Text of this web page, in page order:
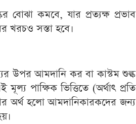
বোঝা কমবে, যার প্রত্যক্ষ প্রভাব
খরচও সস্তা হবে।
উপর আমদানি কর বা কাস্টম শুল্ক
পাক্ষিক ভিত্তিতে (অর্থাৎ প্রতি
অর্থ হলো আমদানিকারকদের জন্য